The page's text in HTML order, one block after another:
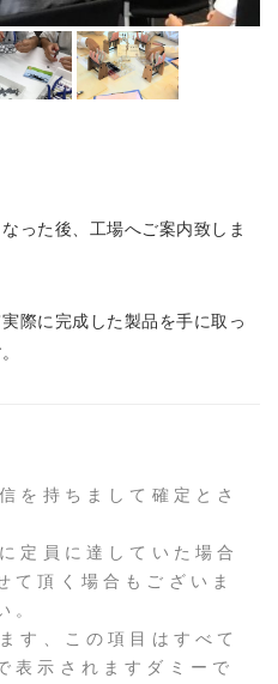
った後、工場へご案内致しま
際に完成した製品を手に取っ
を持ちまして確定とさ
定員に達していた場合
て頂く場合もございま
。
す、この項目はすべて
表示されますダミーで